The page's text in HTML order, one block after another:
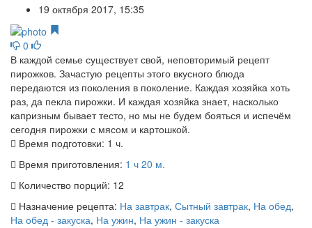
19 октября 2017, 15:35
0
В каждой семье существует свой, неповторимый рецепт
пирожков. Зачастую рецепты этого вкусного блюда
передаются из поколения в поколение. Каждая хозяйка хоть
раз, да пекла пирожки. И каждая хозяйка знает, насколько
капризным бывает тесто, но мы не будем бояться и испечём
сегодня пирожки с мясом и картошкой.
Время подготовки: 1 ч.
Время приготовления: 1 ч 20 м.
Количество порций: 12
Назначение рецепта: На завтрак, Сытный завтрак, На обед,
На обед - закуска, На ужин, На ужин - закуска